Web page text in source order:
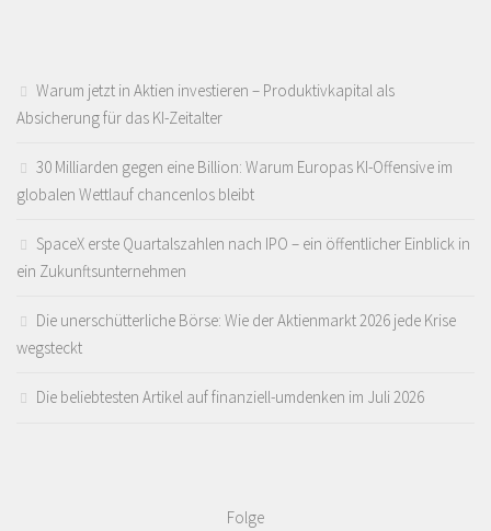
Warum jetzt in Aktien investieren – Produktivkapital als
Absicherung für das KI-Zeitalter
30 Milliarden gegen eine Billion: Warum Europas KI-Offensive im
globalen Wettlauf chancenlos bleibt
SpaceX erste Quartalszahlen nach IPO – ein öffentlicher Einblick in
ein Zukunftsunternehmen
Die unerschütterliche Börse: Wie der Aktienmarkt 2026 jede Krise
wegsteckt
Die beliebtesten Artikel auf finanziell-umdenken im Juli 2026
Folge